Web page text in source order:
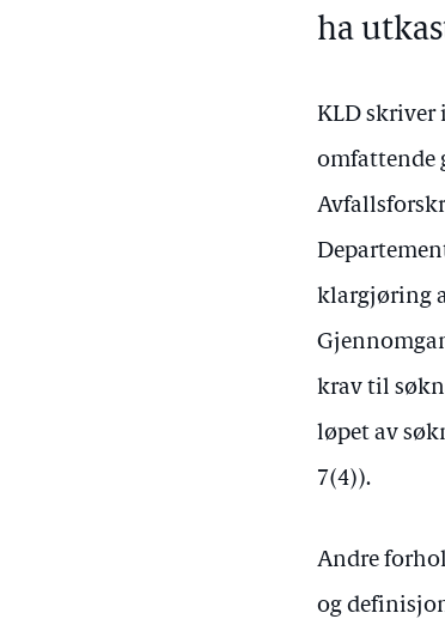
ha
KLD skriver
omfattende
klargjøring
krav til
løpet av
7(4)).
Andre
og